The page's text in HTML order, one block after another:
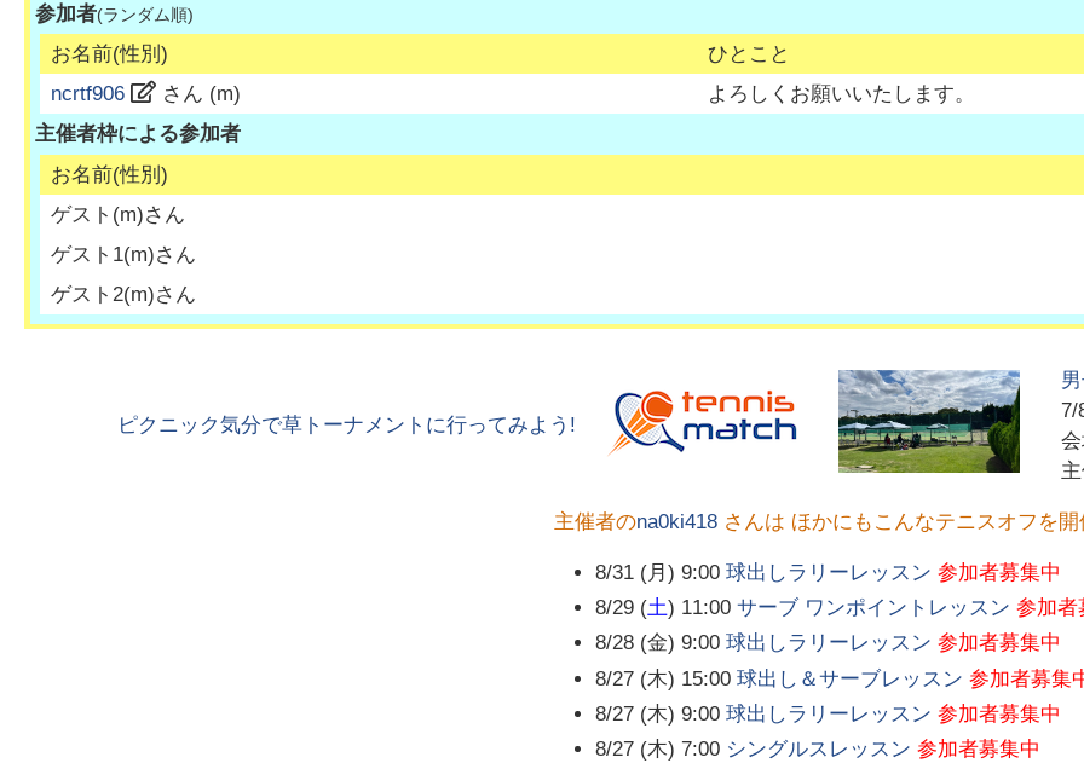
参加者(ランダム順)
お名前(性別)
ひとこと
ncrtf906
さん (m)
よろしくお願いいたします。
主催者枠による参加者
お名前(性別)
ゲスト (m)さん
ゲスト1(m)さん
ゲスト2(m)さん
ピクニック気分で草トーナメントに行ってみよう!
7/
主催者のna0ki418 さんは ほかにもこんなテニスオフを
8/31 (月) 9:00 球出しラリーレッスン 参加者募集中
8/29 (土) 11:00 サーブ ワンポイントレッスン 参加者
8/28 (金) 9:00 球出しラリーレッスン 参加者募集中
8/27 (木) 15:00 球出し＆サーブレッスン 参加者募集
8/27 (木) 9:00 球出しラリーレッスン 参加者募集中
8/27 (木) 7:00 シングルスレッスン 参加者募集中